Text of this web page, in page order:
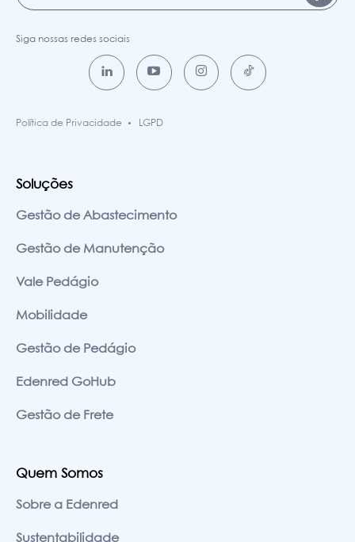
Siga nossas redes sociais
Política de Privacidade LGPD
Soluções
Gestão de Abastecimento
Gestão de Manutenção
Vale Pedágio
Mobilidade
Gestão de Pedágio
Edenred GoHub
Gestão de Frete
Quem Somos
Sobre a Edenred
Sustentabilidade